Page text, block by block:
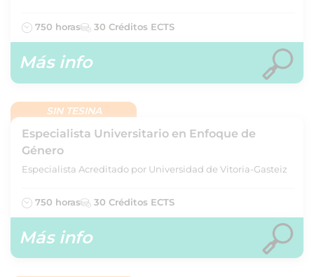
750 horas 30 Créditos ECTS
Más info
SIN TESINA
Especialista Universitario en Enfoque de
Género
Especialista Acreditado por Universidad de Vitoria-Gasteiz
750 horas 30 Créditos ECTS
Más info